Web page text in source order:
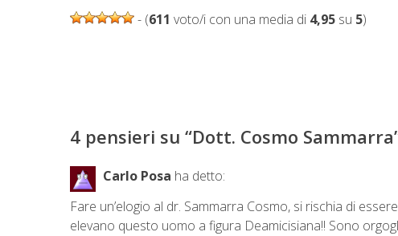
- (611 voto/i con una media di 4,95 su 5)
4 pensieri su “Dott. Cosmo Sammarra
Carlo Posa ha detto:
Fare un’elogio al dr. Sammarra Cosmo, si rischia di
elevano questo uomo a figura Deamicisiana!! Sono